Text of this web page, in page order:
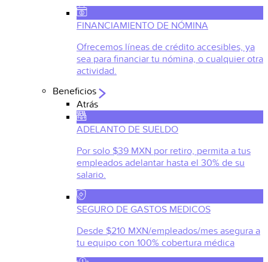
FINANCIAMIENTO DE NÓMINA
Ofrecemos líneas de crédito accesibles, ya
sea para financiar tu nómina, o cualquier otra
actividad.
Beneficios
Atrás
ADELANTO DE SUELDO
Por solo $39 MXN por retiro, permita a tus
empleados adelantar hasta el 30% de su
salario.
SEGURO DE GASTOS MEDICOS
Desde $210 MXN/empleados/mes asegura a
tu equipo con 100% cobertura médica